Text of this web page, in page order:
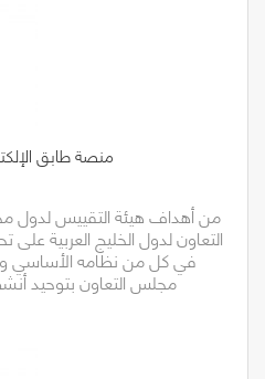
منصة طابق
من أهداف هيئة التقييس
التعاون لدول الخليج العربية
في كل من نظامه الأساسي
مجلس التعاون بتوحيد